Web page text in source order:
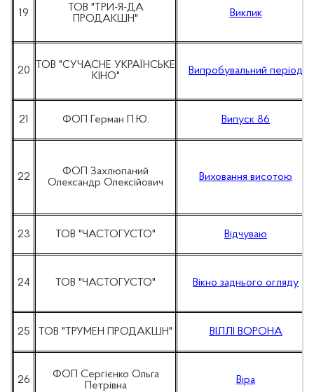
19
ТОВ "ТРИ-Я-ДА
ПРОДАКШН"
Виклик
20
ТОВ "СУЧАСНЕ УКРАЇНСЬКЕ
КІНО"
Випробувальний період
21 ФОП Герман П.Ю. Випуск 86
22
ФОП Захлюпаний
Олександр Олексійович
Виховання висотою
23 ТОВ "ЧАСТОГУСТО" Відчуваю
24 ТОВ "ЧАСТОГУСТО" Вікно заднього огляду
25 ТОВ "ТРУМЕН ПРОДАКШН" ВІЛЛІ ВОРОНА
26
ФОП Сергієнко Ольга
Петрівна
Віра